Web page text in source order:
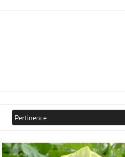
Pertinence